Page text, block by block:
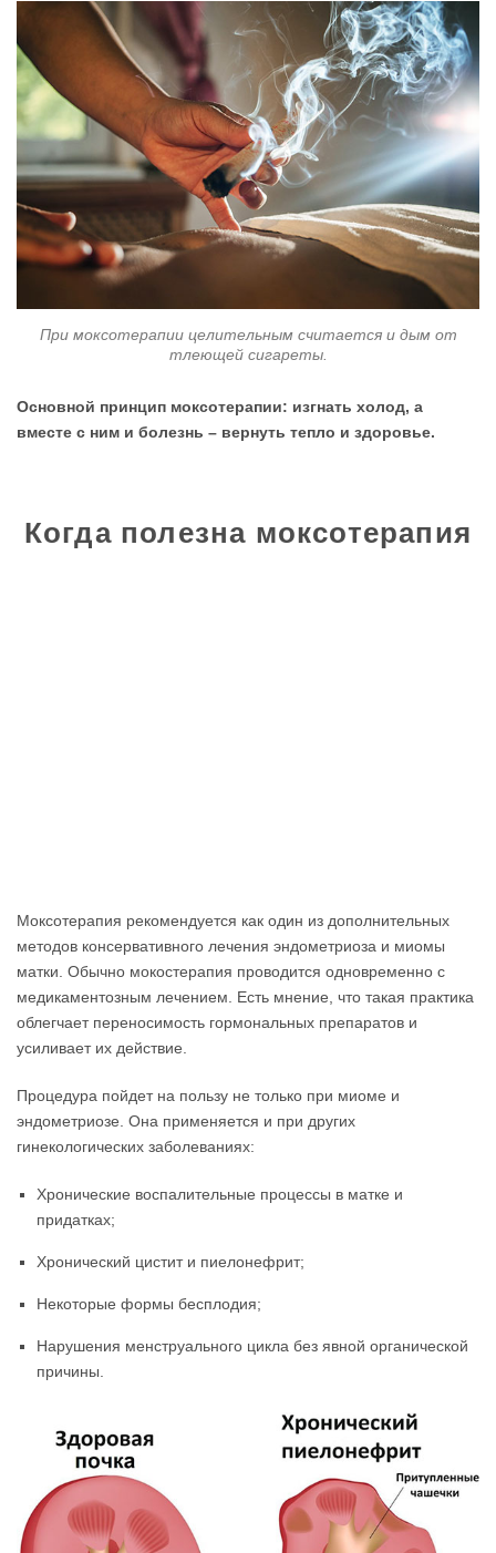
При моксотерапии целительным считается и дым от
тлеющей сигареты.
Основной принцип моксотерапии: изгнать холод, а
вместе с ним и болезнь – вернуть тепло и здоровье.
Когда полезна моксотерапия
Моксотерапия рекомендуется как один из дополнительных
методов консервативного лечения эндометриоза и миомы
матки. Обычно мокостерапия проводится одновременно с
медикаментозным лечением. Есть мнение, что такая практика
облегчает переносимость гормональных препаратов и
усиливает их действие.
Процедура пойдет на пользу не только при миоме и
эндометриозе. Она применяется и при других
гинекологических заболеваниях:
Хронические воспалительные процессы в матке и
придатках;
Хронический цистит и пиелонефрит;
Некоторые формы бесплодия;
Нарушения менструального цикла без явной органической
причины.